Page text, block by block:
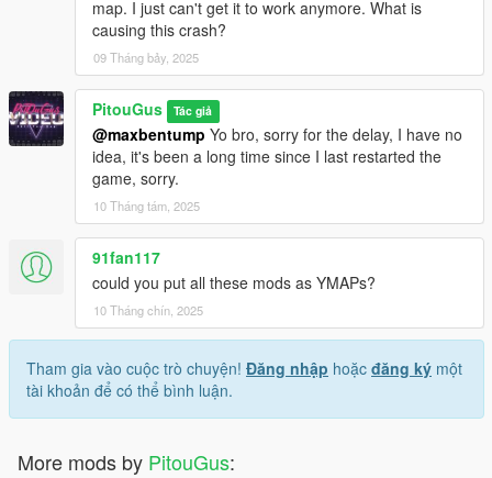
map. I just can't get it to work anymore. What is
causing this crash?
09 Tháng bảy, 2025
PitouGus Tác giả
@maxbentump Yo bro, sorry for the delay, I have no
idea, it's been a long time since I last restarted the
game, sorry.
10 Tháng tám, 2025
91fan117
could you put all these mods as YMAPs?
10 Tháng chín, 2025
Tham gia vào cuộc trò chuyện! Đăng nhập hoặc đăng ký một
tài khoản để có thể bình luận.
More mods by PitouGus: